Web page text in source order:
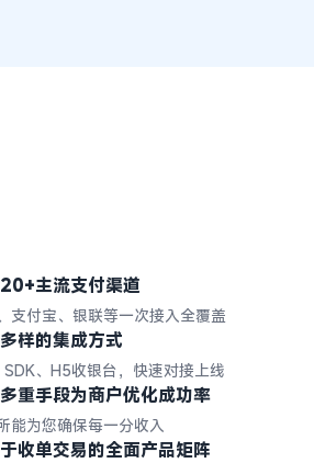
主流支付渠道
支付宝、银联等一次接入全覆盖
样的集成方式
SDK、H5收银台，快速对接上线
重手段为商户优化成功率
能为您确保每一分收入
收单交易的全面产品矩阵